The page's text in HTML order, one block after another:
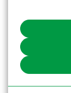
the use of all
You can